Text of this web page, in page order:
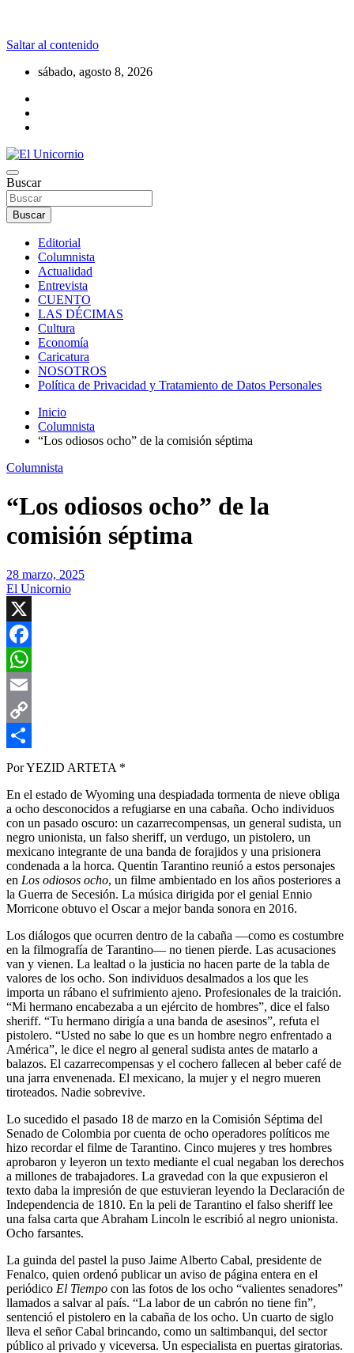
Saltar al contenido
sábado, agosto 8, 2026
El Unicornio
La realidad supera la fantasía
Buscar
Buscar
Editorial
Columnista
Actualidad
Entrevista
CUENTO
LAS DÉCIMAS
Cultura
Economía
Caricatura
NOSOTROS
Política de Privacidad y Tratamiento de Datos Personales
Inicio
Columnista
“Los odiosos ocho” de la comisión séptima
Columnista
“Los odiosos ocho” de la
comisión séptima
28 marzo, 2025
El Unicornio
X
Facebook
WhatsApp
Email
Copy
Link
Compartir
Por YEZID ARTETA *
En el estado de Wyoming una despiadada tormenta de nieve obliga
a ocho desconocidos a refugiarse en una cabaña. Ocho individuos
con un pasado oscuro: un cazarrecompensas, un general sudista, un
negro unionista, un falso sheriff, un verdugo, un pistolero, un
mexicano integrante de una banda de forajidos y una prisionera
condenada a la horca. Quentin Tarantino reunió a estos personajes
en Los odiosos ocho, un filme ambientado en los años posteriores a
la Guerra de Secesión. La música dirigida por el genial Ennio
Morricone obtuvo el Oscar a mejor banda sonora en 2016.
Los diálogos que ocurren dentro de la cabaña —como es costumbre
en la filmografía de Tarantino— no tienen pierde. Las acusaciones
van y vienen. La lealtad o la justicia no hacen parte de la tabla de
valores de los ocho. Son individuos desalmados a los que les
importa un rábano el sufrimiento ajeno. Profesionales de la traición.
“Mi hermano encabezaba a un ejército de hombres”, dice el falso
sheriff. “Tu hermano dirigía a una banda de asesinos”, refuta el
pistolero. “Usted no sabe lo que es un hombre negro enfrentado a
América”, le dice el negro al general sudista antes de matarlo a
balazos. El cazarrecompensas y el cochero fallecen al beber café de
una jarra envenenada. El mexicano, la mujer y el negro mueren
tiroteados. Nadie sobrevive.
Lo sucedido el pasado 18 de marzo en la Comisión Séptima del
Senado de Colombia por cuenta de ocho operadores políticos me
hizo recordar el filme de Tarantino. Cinco mujeres y tres hombres
aprobaron y leyeron un texto mediante el cual negaban los derechos
a millones de trabajadores. La gravedad con la que expusieron el
texto daba la impresión de que estuvieran leyendo la Declaración de
Independencia de 1810. En la peli de Tarantino el falso sheriff lee
una falsa carta que Abraham Lincoln le escribió al negro unionista.
Ocho farsantes.
La guinda del pastel la puso Jaime Alberto Cabal, presidente de
Fenalco, quien ordenó publicar un aviso de página entera en el
periódico El Tiempo con las fotos de los ocho “valientes senadores”
llamados a salvar al país. “La labor de un cabrón no tiene fin”,
sentenció el pistolero en la cabaña de los ocho. Un cuarto de siglo
lleva el señor Cabal brincando, como un saltimbanqui, del sector
público al privado y viceversa. Un especialista en puertas giratorias.